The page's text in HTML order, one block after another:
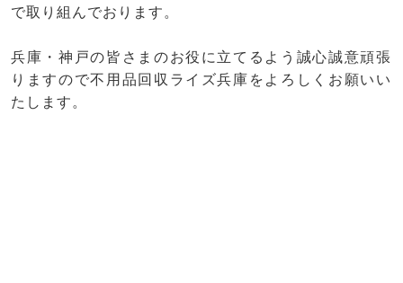
で取り組んでおります。
兵庫・神戸の皆さまのお役に立てるよう誠心誠意頑張
りますので不用品回収ライズ兵庫をよろしくお願いい
たします。